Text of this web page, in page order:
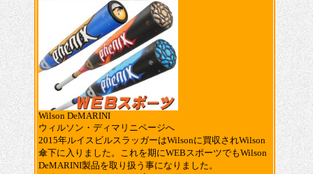
Wilson DeMARINI
ウィルソン・ディマリニページへ
2015年ルイスビルスラッガーはWilsonに買収されWilson
傘下に入りました。これを期にWEBスポーツでもWilson
DeMARINI製品を取り扱う事になりました。